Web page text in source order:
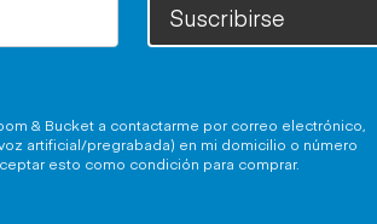
Suscribirse
& Bucket a contactarme por correo electrónico,
artificial/pregrabada) en mi domicilio o número
esto como condición para comprar.